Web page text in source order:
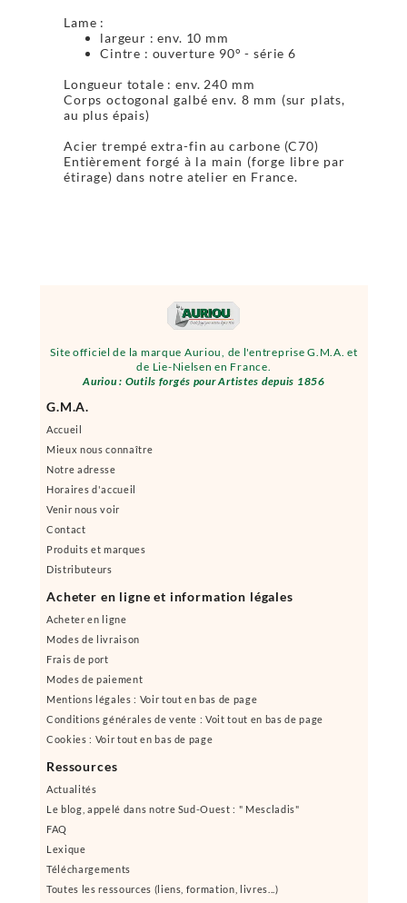
Site officiel de la marque Auriou, de l'entreprise G.M.A. et
de Lie-Nielsen en France.
Auriou : Outils forgés pour Artistes depuis 1856
G.M.A.
Accueil
Mieux nous connaître
Notre adresse
Horaires d'accueil
Venir nous voir
Contact
Produits et marques
Distributeurs
Acheter en ligne et information légales
Acheter en ligne
Modes de livraison
Frais de port
Modes de paiement
Mentions légales : Voir tout en bas de page
Conditions générales de vente : Voit tout en bas de page
Cookies : Voir tout en bas de page
Ressources
Actualités
Le blog, appelé dans notre Sud-Ouest : " Mescladis"
FAQ
Lexique
Téléchargements
Toutes les ressources (liens, formation, livres...)
Lame :
largeur : env. 10 mm
Cintre : ouverture 90° - série 6
Longueur totale : env. 240 mm
Corps octogonal galbé env. 8 mm (sur plats,
au plus épais)
Acier trempé extra-fin au carbone (C70)
Entièrement forgé à la main (forge libre par
étirage) dans notre atelier en France.